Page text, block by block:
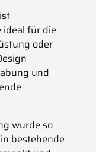
ideal für die
oder
und
wurde so
bestehende